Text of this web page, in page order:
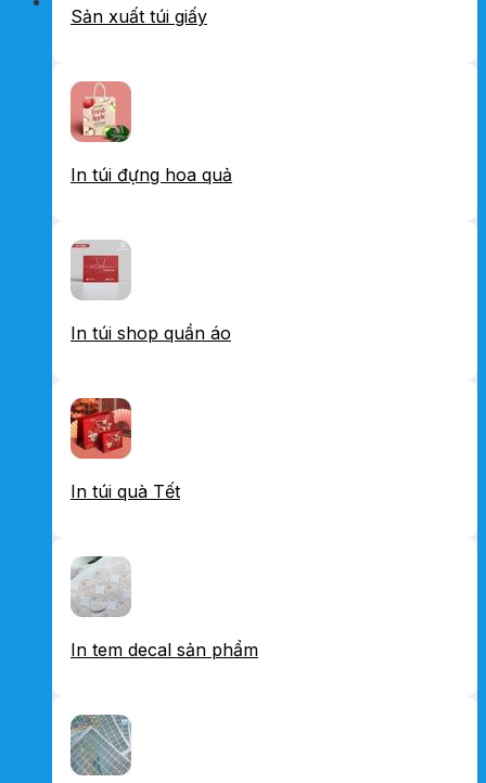
Sản xuất túi giấy
In túi đựng hoa quả
In túi shop quần áo
In túi quà Tết
In tem decal sản phẩm